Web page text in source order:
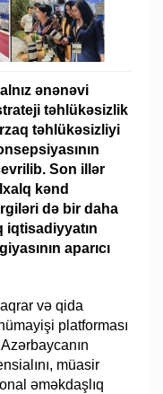
ənənəvi
təhlükəsizlik
təhlükəsizliyi
Son illər
kənd
də bir daha
iqtisadiyyatın
aparıcı
və qida
platforması
müasir
əməkdaşlıq